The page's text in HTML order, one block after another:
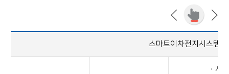
스마트이차전지시스템
· 사